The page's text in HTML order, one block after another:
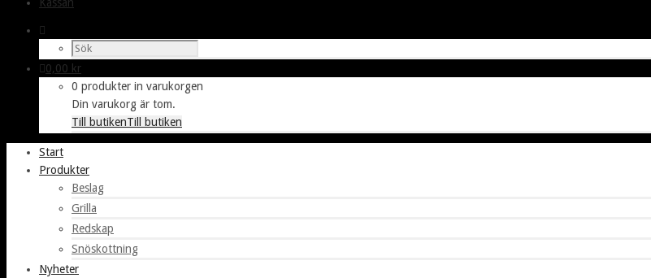
0,00 kr
0 produkter in varukorgen
Din varukorg är tom.
Till butikenTill butiken
Start
Produkter
Beslag
Grilla
Redskap
Snöskottning
Nyheter